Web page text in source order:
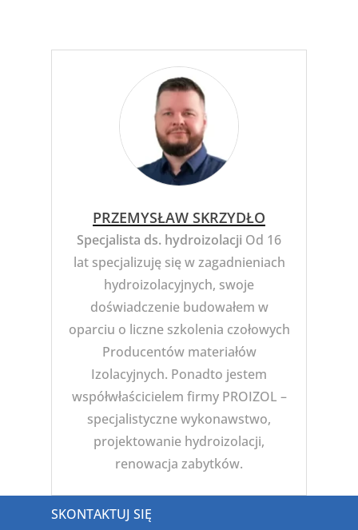
PRZEMYSŁAW SKRZYDŁO
Specjalista ds. hydroizolacji Od 16
lat specjalizuję się w zagadnieniach
hydroizolacyjnych, swoje
doświadczenie budowałem w
oparciu o liczne szkolenia czołowych
Producentów materiałów
Izolacyjnych. Ponadto jestem
współwłaścicielem firmy PROIZOL –
specjalistyczne wykonawstwo,
projektowanie hydroizolacji,
renowacja zabytków.
SKONTAKTUJ SIĘ